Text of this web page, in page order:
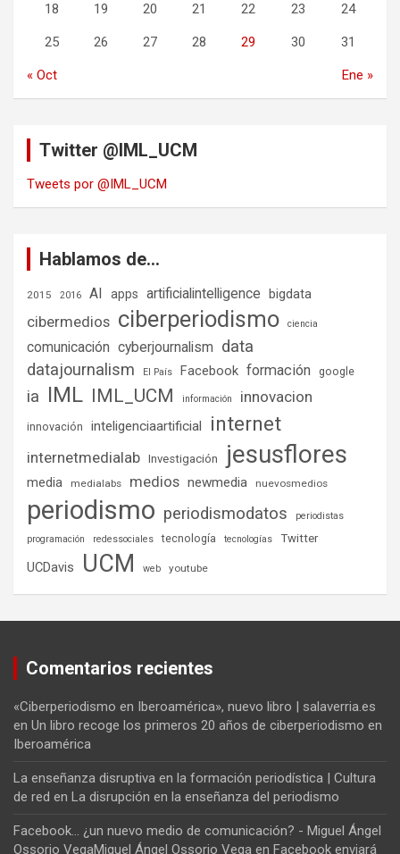
18 19 20 21 22 23 24
25 26 27 28 29 30 31
« Oct Ene »
Twitter @IML_UCM
Tweets por @IML_UCM
Hablamos de…
2015 2016 AI apps artificialintelligence bigdata
cibermedios ciberperiodismo ciencia
comunicación cyberjournalism data
datajournalism El País Facebook formación google
ia IML IML_UCM información innovacion
innovación inteligenciaartificial internet
internetmedialab Investigación jesusflores
media medialabs medios newmedia nuevosmedios
periodismo periodismodatos
periodistas
programación
redessociales tecnología tecnologías Twitter
UCDavis UCM web youtube
Comentarios recientes
«Ciberperiodismo en Iberoamérica», nuevo libro | salaverria.es
en Un libro recoge los primeros 20 años de ciberperiodismo en
Iberoamérica
La enseñanza disruptiva en la formación periodística | Cultura
de red en La disrupción en la enseñanza del periodismo
Facebook... ¿un nuevo medio de comunicación? - Miguel Ángel
Ossorio VegaMiguel Ángel Ossorio Vega en Facebook enviará